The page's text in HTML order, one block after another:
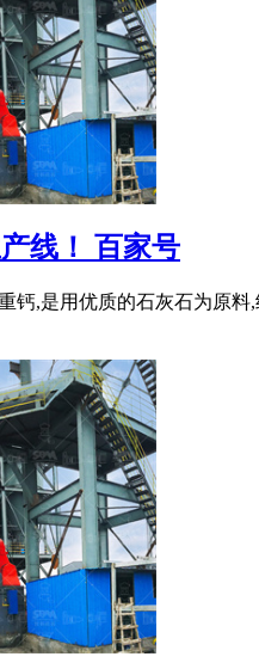
线！ 百家号
钙,是用优质的石灰石为原